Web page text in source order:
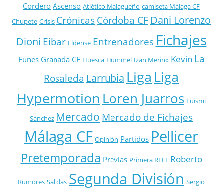
CorderoAscenso Atlético Malagueño camiseta Málaga CF
Chupete Crisis Crónicas Córdoba CF Dani Lorenzo
Dioni Eibar Eldense Entrenadores Fichajes
Funes Granada CF Huesca Hummel Izan Merino Kevin La
Rosaleda Larrubia Liga Liga
Hypermotion Loren Juarros Luismi
Sánchez Mercado Mercado de Fichajes
Málaga CF Opinión Partidos Pellicer
Pretemporada Previas Primera RFEF Roberto
Rumores Salidas Segunda División Sergio